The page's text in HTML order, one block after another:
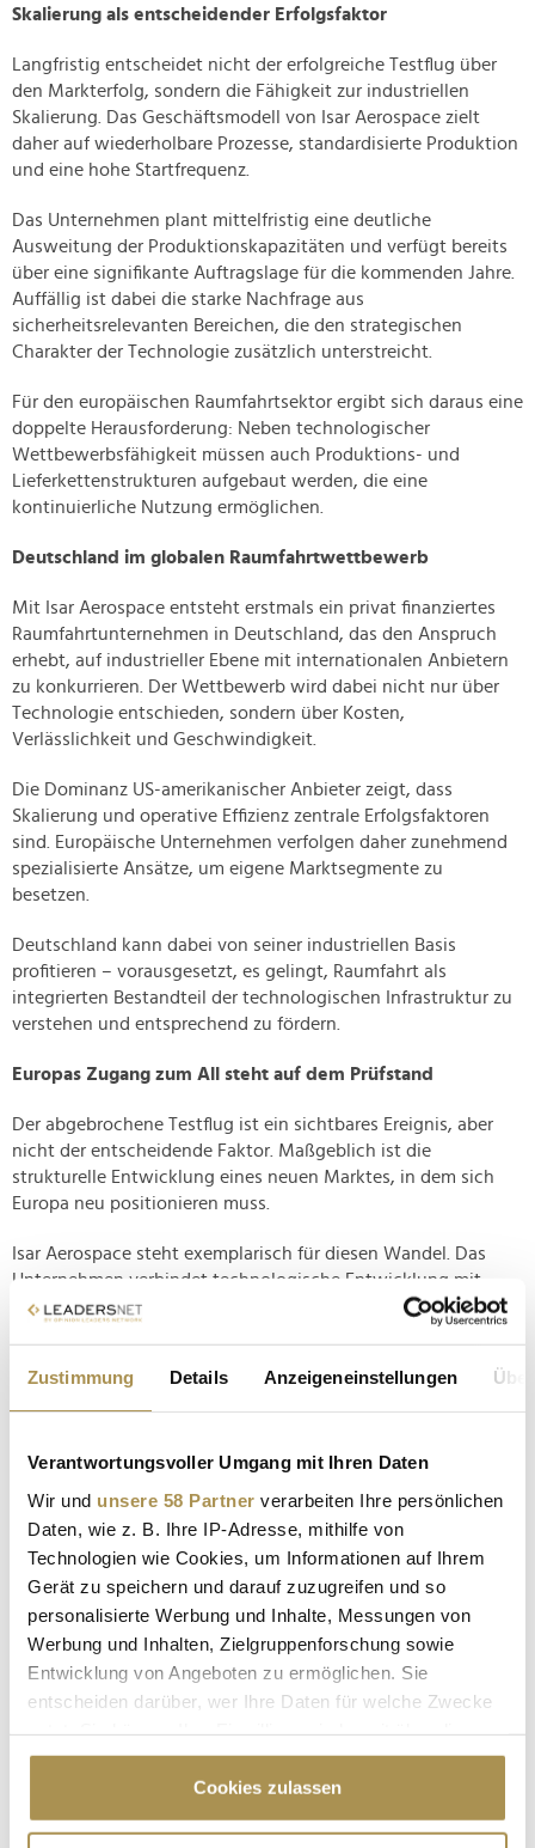
Zustimmung Details Anzeigeneinstellungen
Verantwortungsvoller Umgang mit Ihren Daten
Wir und unsere 58 Partner verarbeiten Ihre persönlichen
Daten, wie z. B. Ihre IP-Adresse, mithilfe von
Technologien wie Cookies, um Informationen auf Ihrem
Gerät zu speichern und darauf zuzugreifen und so
personalisierte Werbung und Inhalte, Messungen von
Werbung und Inhalten, Zielgruppenforschung sowie
Entwicklung von Angeboten zu ermöglichen. Sie
entscheiden darüber, wer Ihre Daten für welche Zwecke
Cookie-Erklärung oder durch Klicken auf das Privacy
Trigger Symbol ändern oder widerrufen
Cookies zulassen
Skalierung als entscheidender Erfolgsfaktor
Langfristig entscheidet nicht der erfolgreiche Testflug über
den Markterfolg, sondern die Fähigkeit zur industriellen
Skalierung. Das Geschäftsmodell von Isar Aerospace zielt
daher auf wiederholbare Prozesse, standardisierte Produktion
und eine hohe Startfrequenz.
Das Unternehmen plant mittelfristig eine deutliche
Ausweitung der Produktionskapazitäten und verfügt bereits
über eine signifikante Auftragslage für die kommenden Jahre.
Auffällig ist dabei die starke Nachfrage aus
sicherheitsrelevanten Bereichen, die den strategischen
Charakter der Technologie zusätzlich unterstreicht.
Für den europäischen Raumfahrtsektor ergibt sich daraus eine
doppelte Herausforderung: Neben technologischer
Wettbewerbsfähigkeit müssen auch Produktions- und
Lieferkettenstrukturen aufgebaut werden, die eine
kontinuierliche Nutzung ermöglichen.
Deutschland im globalen Raumfahrtwettbewerb
Mit Isar Aerospace entsteht erstmals ein privat finanziertes
Raumfahrtunternehmen in Deutschland, das den Anspruch
erhebt, auf industrieller Ebene mit internationalen Anbietern
zu konkurrieren. Der Wettbewerb wird dabei nicht nur über
Technologie entschieden, sondern über Kosten,
Verlässlichkeit und Geschwindigkeit.
Die Dominanz US-amerikanischer Anbieter zeigt, dass
Skalierung und operative Effizienz zentrale Erfolgsfaktoren
sind. Europäische Unternehmen verfolgen daher zunehmend
spezialisierte Ansätze, um eigene Marktsegmente zu
besetzen.
Deutschland kann dabei von seiner industriellen Basis
profitieren – vorausgesetzt, es gelingt, Raumfahrt als
integrierten Bestandteil der technologischen Infrastruktur zu
verstehen und entsprechend zu fördern.
Europas Zugang zum All steht auf dem Prüfstand
Der abgebrochene Testflug ist ein sichtbares Ereignis, aber
nicht der entscheidende Faktor. Maßgeblich ist die
strukturelle Entwicklung eines neuen Marktes, in dem sich
Europa neu positionieren muss.
Isar Aerospace steht exemplarisch für diesen Wandel. Das
Unternehmen verbindet technologische Entwicklung mit
einem klaren industriellen Anspruch – und adressiert damit
wettbewerbsfähigen Zugangs zum All.
SPECTRUM RAKETE TESTFLUG